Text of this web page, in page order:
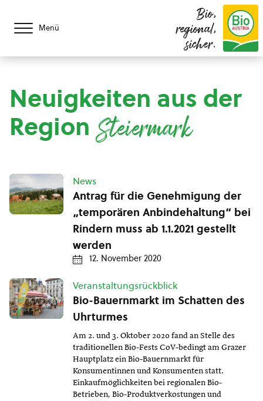
Menü
Bio,
regional,
sicher.
Neuigkeiten aus der
Region Steiermark
News
Antrag für die Genehmigung der
„temporären Anbindehaltung“ bei
Rindern muss ab 1.1.2021 gestellt
werden
12. November 2020
Veranstaltungsrückblick
Bio-Bauernmarkt im Schatten des
Uhrturmes
Am 2. und 3. Oktober 2020 fand an Stelle des
traditionellen Bio-Fests CoV-bedingt am Grazer
Hauptplatz ein Bio-Bauernmarkt für
Konsumentinnen und Konsumenten statt.
Einkaufmöglichkeiten bei regionalen Bio-
Betrieben, Bio-Produktverkostungen und